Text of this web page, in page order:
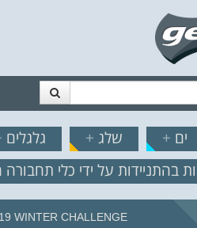
// ים + שלג + גלגלים
בהתניידות על ידי כלי
WINTER CHALLENGE